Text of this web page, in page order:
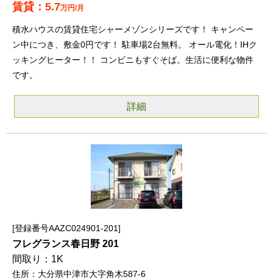
5.7万円/月
積水ハウスの賃貸住宅シャーメゾンシリーズです！ キャンペー
ン中につき、敷金0円です！ 駐車場2台無料。 オール電化！IHク
ッキングヒーター！！ コンビニもすぐそば。生活に便利な物件
です。
詳細
登録番号AAZC024901-201
フレグランス春日野 201
1K
大分県中津市大字角木587-6